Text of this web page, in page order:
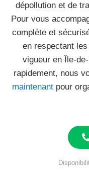
dépollution et de
Pour vous
complète et
en respectant
vigueur en Île-
rapidement, nous
maintenant pour